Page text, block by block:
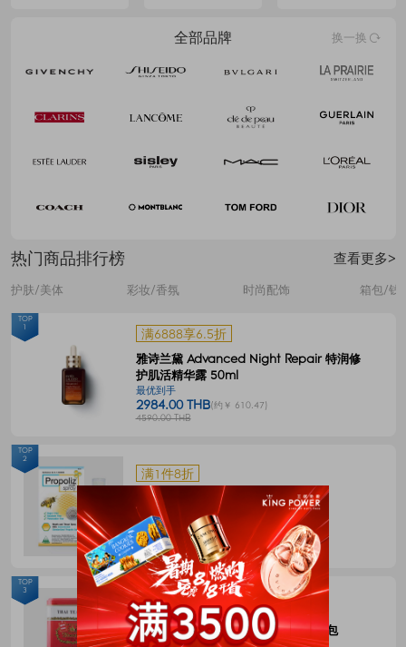
全部品牌 换一换
热门商品排行榜 查看更多>
护肤/美体 彩妆/香氛 时尚配饰 箱包/钱
满6888享6.5折
雅诗兰黛 Advanced Night Repair 特润修
护肌活精华露 50ml
最优到手
2984.00 THB(约￥ 610.47)
4590.00 THB
TOP
1
满1件8折
Propoliz 蜂胶口腔喷剂 15毫升
最优到手
120.00 THB(约￥ 24.55)
150.00 THB
TOP
2
满1件8折
CHATRAMUE泰国手标红茶包4g*50包
TOP
3